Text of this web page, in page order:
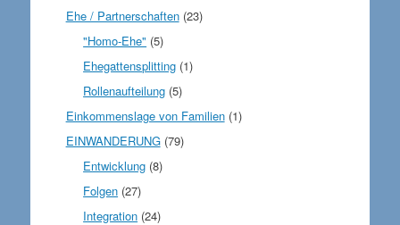
Ehe / Partnerschaften(23)
"Homo-Ehe" (5)
Ehegattensplitting (1)
Rollenaufteilung (5)
Einkommenslage von Familien(1)
EINWANDERUNG(79)
Entwicklung (8)
Folgen (27)
Integration (24)